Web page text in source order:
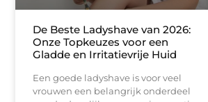
De Beste Ladyshave van 2026:
Onze Topkeuzes voor een
Gladde en Irritatievrije Huid
Een goede ladyshave is voor veel
vrouwen een belangrijk onderdeel